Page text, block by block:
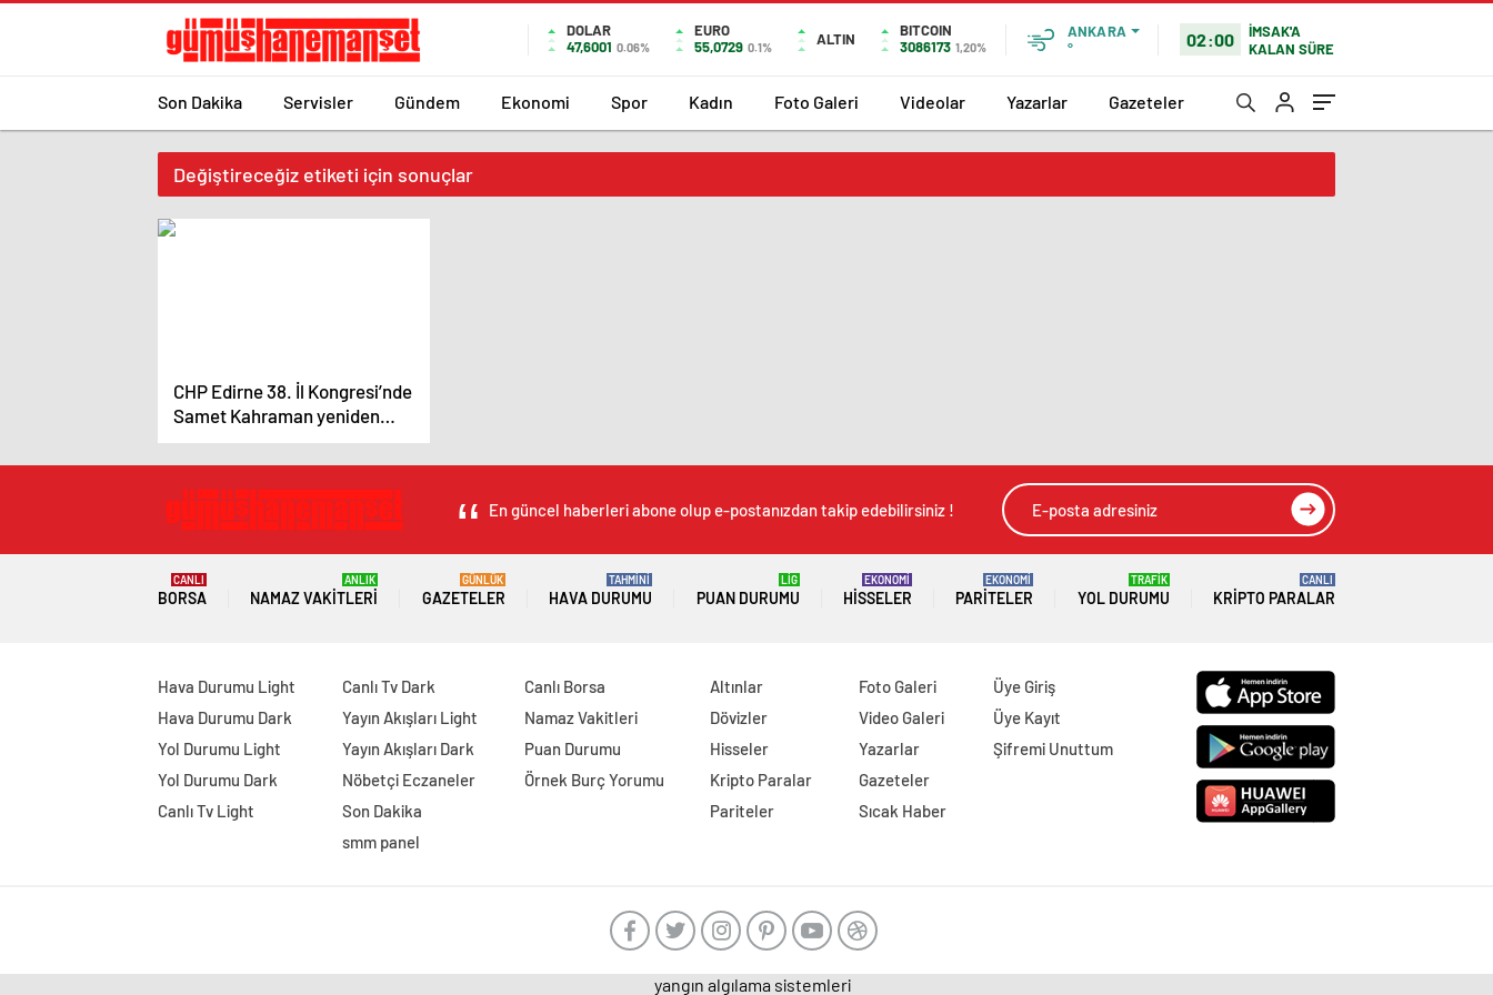
DOLAR
47,6001 0.06%
EURO
55,0729 0.1% ALTIN
BITCOIN
3086173 1,20%
ANKARA
°
02:00
İMSAK'A
KALAN SÜRE
Son Dakika Servisler Gündem Ekonomi Spor Kadın Foto Galeri Videolar Yazarlar Gazeteler
Değiştireceğiz etiketi için sonuçlar
CHP Edirne 38. İl Kongresi’nde
Samet Kahraman yeniden
başkan seçildi
En güncel haberleri abone olup e-postanızdan takip edebilirsiniz !
BORSA
CANLI
NAMAZ VAKITLERI
ANLIK
GAZETELER
GÜNLÜK
HAVA DURUMU
TAHMİNİ
PUAN DURUMU
LİG
HISSELER
EKONOMİ
PARITELER
EKONOMİ
YOL DURUMU
TRAFİK
KRIPTO PARALAR
CANLI
Hava Durumu Light
Hava Durumu Dark
Yol Durumu Light
Yol Durumu Dark
Canlı Tv Light
Canlı Tv Dark
Yayın Akışları Light
Yayın Akışları Dark
Nöbetçi Eczaneler
Son Dakika
smm panel
Canlı Borsa
Namaz Vakitleri
Puan Durumu
Örnek Burç Yorumu
Altınlar
Dövizler
Hisseler
Kripto Paralar
Pariteler
Foto Galeri
Video Galeri
Yazarlar
Gazeteler
Sıcak Haber
Üye Giriş
Üye Kayıt
Şifremi Unuttum
yangın algılama sistemleri